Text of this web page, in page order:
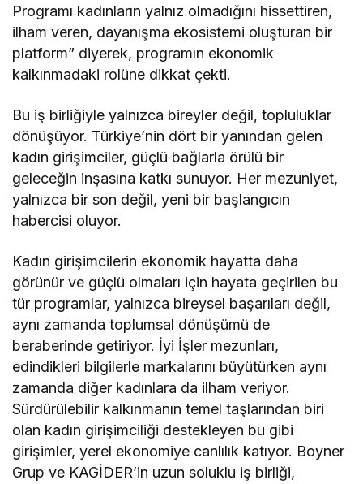
Programı kadınların yalnız olmadığını hissettiren,
ilham veren, dayanışma ekosistemi oluşturan bir
platform” diyerek, programın ekonomik
kalkınmadaki rolüne dikkat çekti.
Bu iş birliğiyle yalnızca bireyler değil, topluluklar
dönüşüyor. Türkiye’nin dört bir yanından gelen
kadın girişimciler, güçlü bağlarla örülü bir
geleceğin inşasına katkı sunuyor. Her mezuniyet,
yalnızca bir son değil, yeni bir başlangıcın
habercisi oluyor.
Kadın girişimcilerin ekonomik hayatta daha
görünür ve güçlü olmaları için hayata geçirilen bu
tür programlar, yalnızca bireysel başarıları değil,
aynı zamanda toplumsal dönüşümü de
beraberinde getiriyor. İyi İşler mezunları,
edindikleri bilgilerle markalarını büyütürken aynı
zamanda diğer kadınlara da ilham veriyor.
Sürdürülebilir kalkınmanın temel taşlarından biri
olan kadın girişimciliği destekleyen bu gibi
girişimler, yerel ekonomiye canlılık katıyor. Boyner
Grup ve KAGİDER’in uzun soluklu iş birliği,